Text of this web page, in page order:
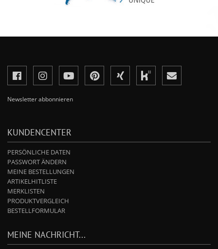
Newsletter abbonnieren
KUNDENCENTER
PERSÖNLICHE DATEN
PASSWORT ÄNDERN
MEINE BESTELLUNGEN
ARTIKELHITLISTE
MERKLISTEN
PRODUKTVERGLEICH
BESTELLFORMULAR
MEINE NACHRICHT...